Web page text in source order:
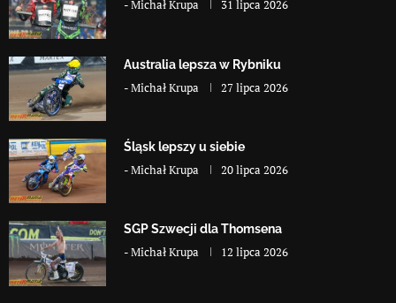
-Michał Krupa 31 lipca 2026
Australia lepsza w Rybniku
-Michał Krupa 27 lipca 2026
Śląsk lepszy u siebie
-Michał Krupa 20 lipca 2026
SGP Szwecji dla Thomsena
-Michał Krupa 12 lipca 2026